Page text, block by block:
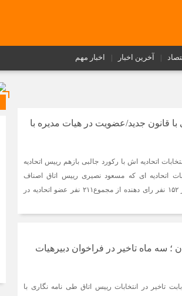
آخرین اخبار اخبار مهم
با قانون جدید/عضویت در هیات مدیره با
اتحادیه اش با رکورد جالبی بازهم رییس اتحادیه
اتحادیه ای که مسعود نصیری رییس اتاق اصناف
فریدونکنار ریاستش را بر عهده داشت با حضور ۱۵۲ نفر رای دهنده از مجموع۲۱۱ نفر عضو اتحادیه در
سه ماه تاخیر در فراخوان دبیرهیات
تاخیر در انتخابات رییس اتاق طی نامه نگاری با